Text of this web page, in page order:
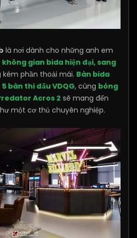
là nơi dành cho những anh em
không gian bida hiện đại, sang
kém phần thoải mái. Bàn bida
5 bàn thi đấu VDQG, cùng bóng
Acros 2 sẽ mang đến
một cơ thủ chuyên nghiệp.